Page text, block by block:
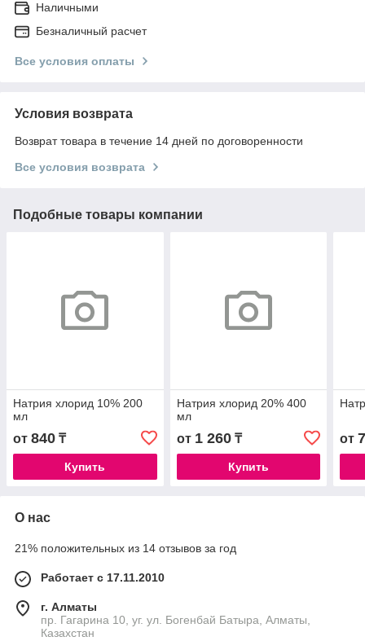
Наличными
Безналичный расчет
Все условия оплаты
Условия возврата
Возврат товара в течение 14 дней по договоренности
Все условия возврата
Подобные товары компании
Натрия хлорид 10% 200
мл
от 840 ₸
Купить
Натрия хлорид 20% 400
мл
от 1 260₸
Купить
от
О нас
21% положительных из 14 отзывов за год
Работает с 17.11.2010
г. Алматы
пр. Гагарина 10, уг. ул. Богенбай Батыра, Алматы,
Казахстан